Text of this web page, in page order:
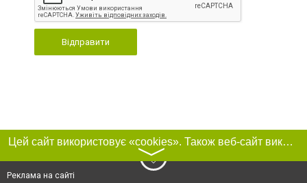
Відправити
Цей сайт використовує «cookies». Також веб-сайт використовує інтернет-сервіс для збору технічних даних стосовно відвідувачів з метою отримання маркетингової та статистичної інформації. Умови обробки даних відвідувачів сайту див.
〉
Реклама на сайті